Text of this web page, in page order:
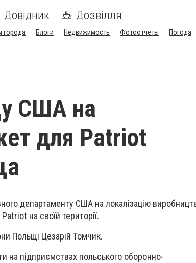
Довідник Дозвілля
города Блоги Недвижимость Фотоотчеты Погода
США на
для Patriot
департаменту США на локалізацію
на своїй території.
Польщі Цезарій Томчик.
на підприємствах польського оборонно-